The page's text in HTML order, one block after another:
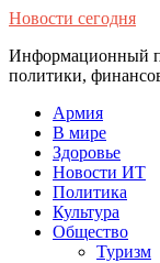
Новости сегодня
Информационный
политики,
Армия
В мире
Здоровье
Новости ИТ
Политика
Культура
Общество
Туризм